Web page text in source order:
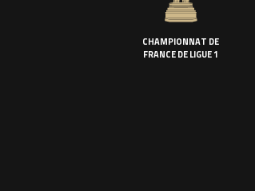
CHAMPIONNAT DE
FRANCE DE LIGUE 1